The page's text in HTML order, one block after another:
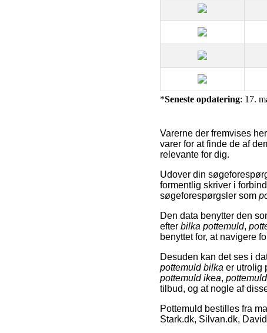
*Seneste opdatering: 17.
Varerne der fremvises
varer for at finde de af
relevante for dig.
Udover din
formentlig skriver i
søgeforespørgsler som
Den data benytter den
efter bilka pottemuld,
benyttet for, at navigere
Desuden kan det ses i
pottemuld bilka er utrolig
pottemuld ikea,
tilbud, og at nogle af
Pottemuld bestilles fra
Stark.dk, Silvan.dk,